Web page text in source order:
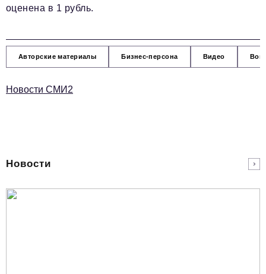
оценена в 1 рубль.
Авторские материалы Бизнес-персона Видео
Новости СМИ2
Новости